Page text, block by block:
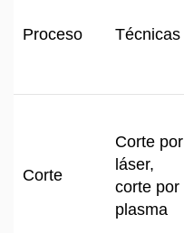
Proceso Técnicas
Corte
Corte por
láser,
corte por
plasma